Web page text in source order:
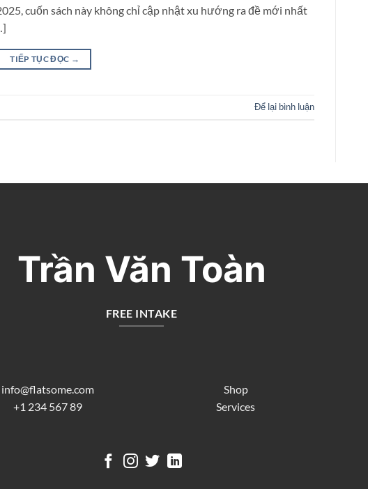
cuốn sách này không chỉ cập nhật xu hướng ra đề mới nhất
TIẾP TỤC ĐỌC →
Để lại bình luận
Trần Văn Toàn
FREE INTAKE
info@flatsome.com
+1 234 567 89
Shop
Services